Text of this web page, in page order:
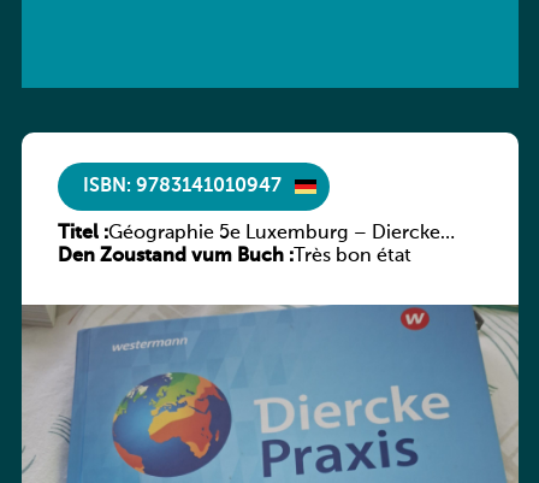
ISBN: 9783141010947
Titel :Géographie 5e Luxemburg – Diercke
Praxis
Den Zoustand vum Buch :Très bon état